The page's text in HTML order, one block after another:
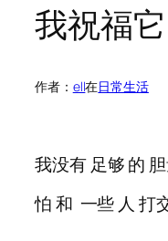
我祝福
作者： ell在日常生活
我没有 足够 的
怕 和 一些 人 打